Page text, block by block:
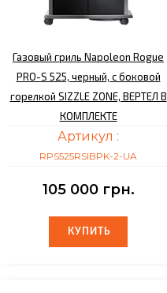
Газовый гриль Napoleon Rogue
PRO-S 525, черный, с боковой
горелкой SIZZLE ZONE, ВЕРТЕЛ В
КОМПЛЕКТЕ
Артикул :
RPS525RSIBPK-2-UA
105 000 грн.
КУПИТЬ
КУПИТЬ